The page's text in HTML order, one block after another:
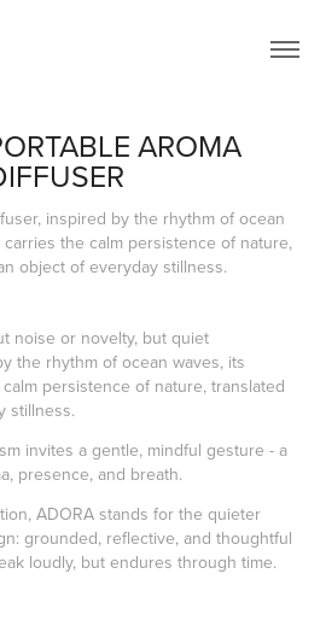
AROMA
inspired by the rhythm of ocean
the calm persistence of nature,
object of everyday stillness.
noise or novelty, but quiet
the rhythm of ocean waves, its
persistence of nature, translated
stillness.
invites a gentle, mindful gesture - a
presence, and breath.
ADORA stands for the quieter
grounded, reflective, and thoughtful
loudly, but endures through time.